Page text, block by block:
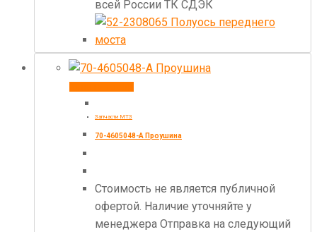
всей России ТК СДЭК
Запчасти МТЗ
70-4605048-А Проушина
Стоимость не является публичной
офертой. Наличие уточняйте у
менеджера Отправка на следующий